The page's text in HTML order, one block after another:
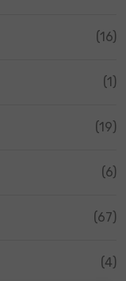
(16)
(1)
(19)
(6)
(67)
(4)